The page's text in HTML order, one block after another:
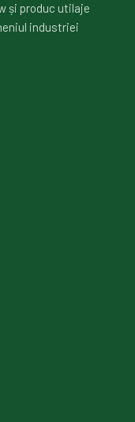
și produc utilaje
industriei